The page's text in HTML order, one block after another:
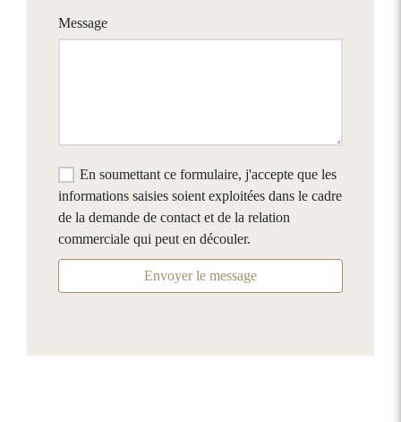
Message
En soumettant ce formulaire, j'accepte que les
informations saisies soient exploitées dans le cadre
de la demande de contact et de la relation
commerciale qui peut en découler.
Envoyer le message